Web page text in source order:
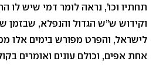
תחתיו וכו’, נראה לומר דמי שיש
וקידוש ש”ש הגדול והנפלא, שבזמן
לישראל, והפרט מפורש בימים אלו
אחת אפים, וכולם עונים ואומרים